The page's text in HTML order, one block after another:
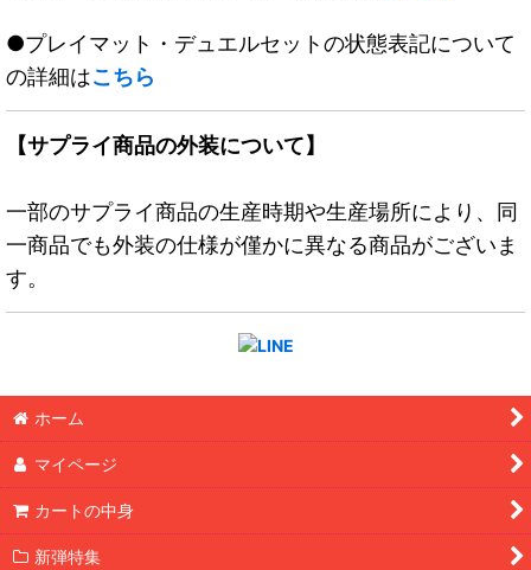
●プレイマット・デュエルセットの状態表記について
の詳細はこちら
【サプライ商品の外装について】
一部のサプライ商品の生産時期や生産場所により、同
一商品でも外装の仕様が僅かに異なる商品がございま
す。
ホーム
マイページ
カートの中身
新弾特集